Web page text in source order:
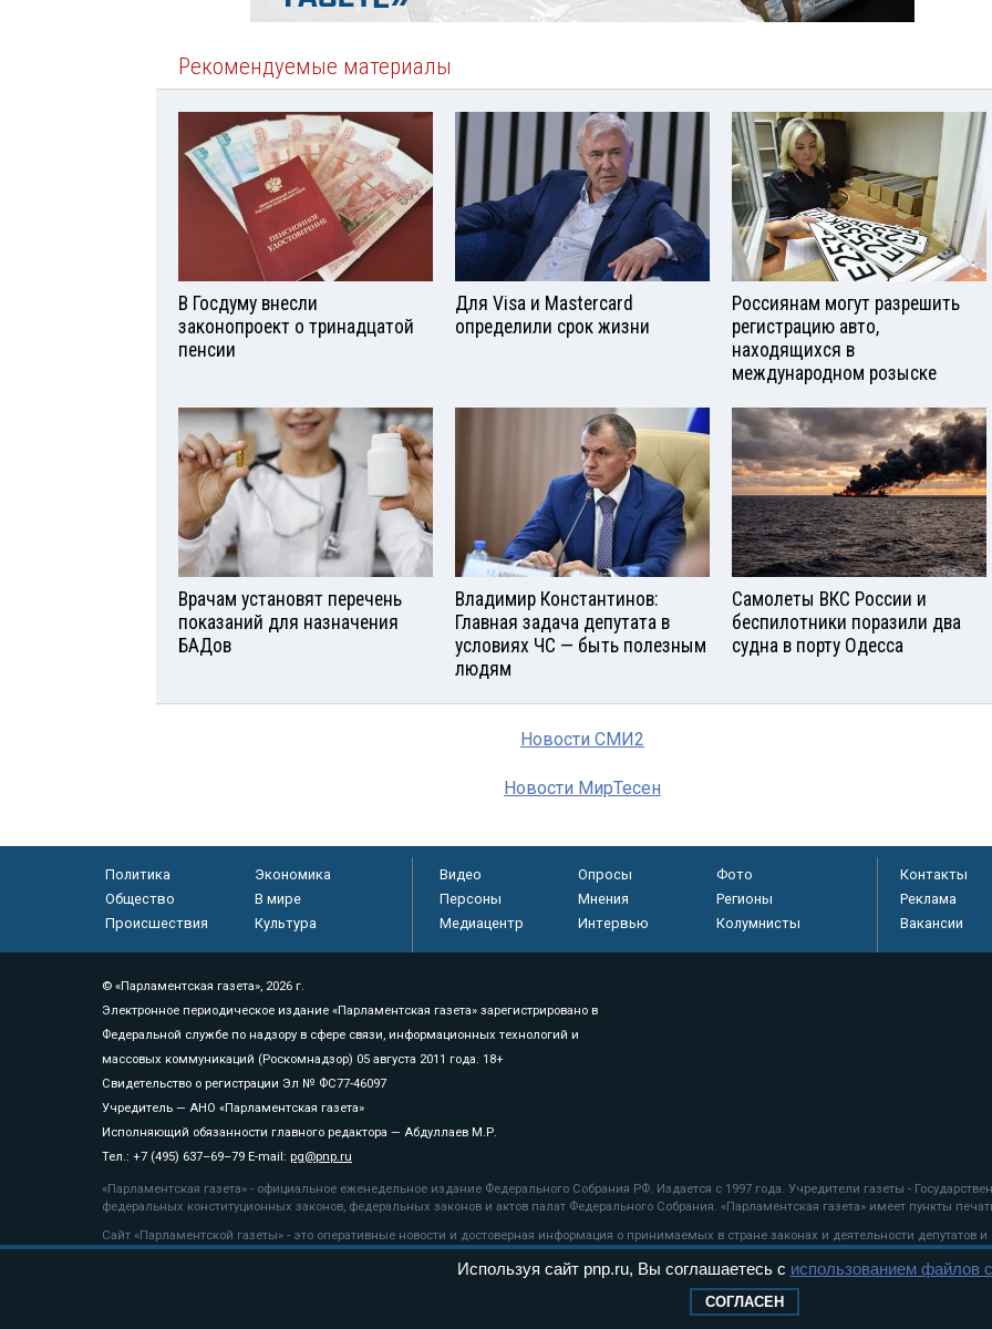
Рекомендуемые материалы
В Госдуму внесли
законопроект о тринадцатой
пенсии
Для Visа и Mastercard
определили срок жизни
Россиянам могут разрешить
регистрацию авто,
находящихся в
международном розыске
Врачам установят перечень
показаний для назначения
БАДов
Владимир Константинов:
Главная задача депутата в
условиях ЧС — быть полезным
людям
Самолеты ВКС России и
беспилотники поразили два
судна в порту Одесса
Новости СМИ2
Новости МирТесен
Политика
Экономика
Общество
В мире
Происшествия
Культура
Видео Опросы
Фото
Персоны
Мнения
Регионы
Медиацентр
Интервью Колумнисты
Контакты
Реклама
Вакансии
© «Парламентская газета», 2026 г.
Электронное периодическое издание «Парламентская газета» зарегистрировано в
Федеральной службе по надзору в сфере связи, информационных технологий и
массовых коммуникаций (Роскомнадзор) 05 августа 2011 года. 18+
Свидетельство о регистрации Эл № ФС77-46097
Учредитель — АНО «Парламентская газета»
Исполняющий обязанности главного редактора — Абдуллаев М.Р.
Тел.: +7 (495) 637–69–79 E-mail: pg@pnp.ru
«Парламентская газета» - официальное еженедельное издание Федерального Собрания РФ. Издается с 1997 года. Учредители газеты -
федеральных конституционных законов, федеральных законов и актов палат Федерального Собрания. «Парламентская газета» имеет пункты
Сайт «Парламентской газеты» - это оперативные новости и достоверная информация о принимаемых в стране законах и деятельности депутатов
«Парламентской газеты» активная ссылка на pnp.ru обязательна.
рекомендательные технологии
Используя сайт pnp.ru, Вы соглашаетесь с использованием файлов
СОГЛАСЕН